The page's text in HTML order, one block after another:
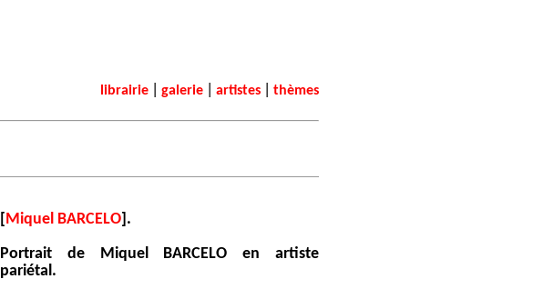
librairie galerie artistes thèmes
[Miquel BARCELO].
Portrait de Miquel BARCELO en artiste
pariétal.